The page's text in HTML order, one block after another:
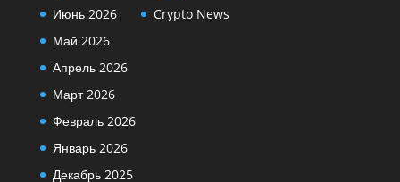
Июнь 2026
Май 2026
Апрель 2026
Март 2026
Февраль 2026
Январь 2026
Декабрь 2025
Crypto News